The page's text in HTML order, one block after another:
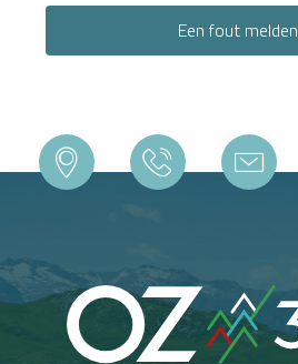
Een fout melden